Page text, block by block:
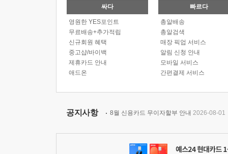
싸다
영원한 YES포인트
무료배송+추가적립
신규회원 혜택
중고샵/바이백
제휴카드 안내
애드온
빠르다
총알배송
총알검색
매장 픽업 서비스
알림 신청 안내
모바일 서비스
간편결제 서비스
공지사항 8월 신용카드 무이자할부 안내 2026-08-01